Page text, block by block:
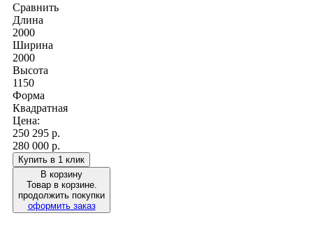
Сравнить
Длина
2000
Ширина
2000
Высота
1150
Форма
Квадратная
Цена:
250 295 р.
280 000 р.
Купить в 1 клик
В корзину
Товар в корзине.
продолжить покупки
оформить заказ